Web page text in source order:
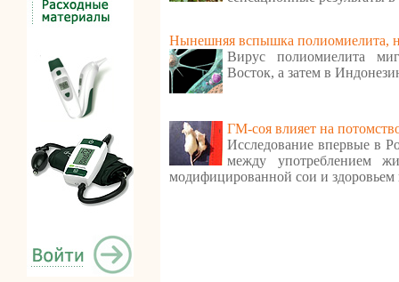
Нынешняя вспышка полиомиелита,
Вирус полиомиелита
Восток, а затем в
ГМ-соя влияет на
Исследование впервые в
между употреблением
модифицированной сои и здоровьем